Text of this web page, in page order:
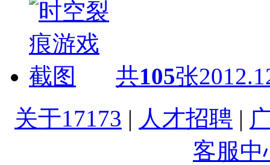
共105张
关于17173 | 人才招聘 |
客服中